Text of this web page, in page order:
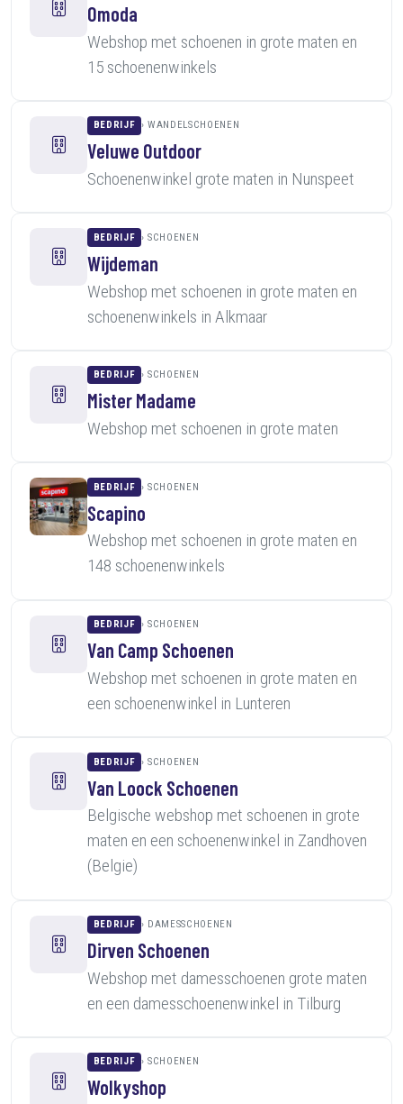
Omoda
Webshop met schoenen in grote maten en
15 schoenenwinkels
BEDRIJF WANDELSCHOENEN
Veluwe Outdoor
Schoenenwinkel grote maten in Nunspeet
BEDRIJF SCHOENEN
Wijdeman
Webshop met schoenen in grote maten en
schoenenwinkels in Alkmaar
BEDRIJF SCHOENEN
Mister Madame
Webshop met schoenen in grote maten
BEDRIJF SCHOENEN
Scapino
Webshop met schoenen in grote maten en
148 schoenenwinkels
BEDRIJF SCHOENEN
Van Camp Schoenen
Webshop met schoenen in grote maten en
een schoenenwinkel in Lunteren
BEDRIJF SCHOENEN
Van Loock Schoenen
Belgische webshop met schoenen in grote
maten en een schoenenwinkel in Zandhoven
(Belgie)
BEDRIJF DAMESSCHOENEN
Dirven Schoenen
Webshop met damesschoenen grote maten
en een damesschoenenwinkel in Tilburg
BEDRIJF SCHOENEN
Wolkyshop